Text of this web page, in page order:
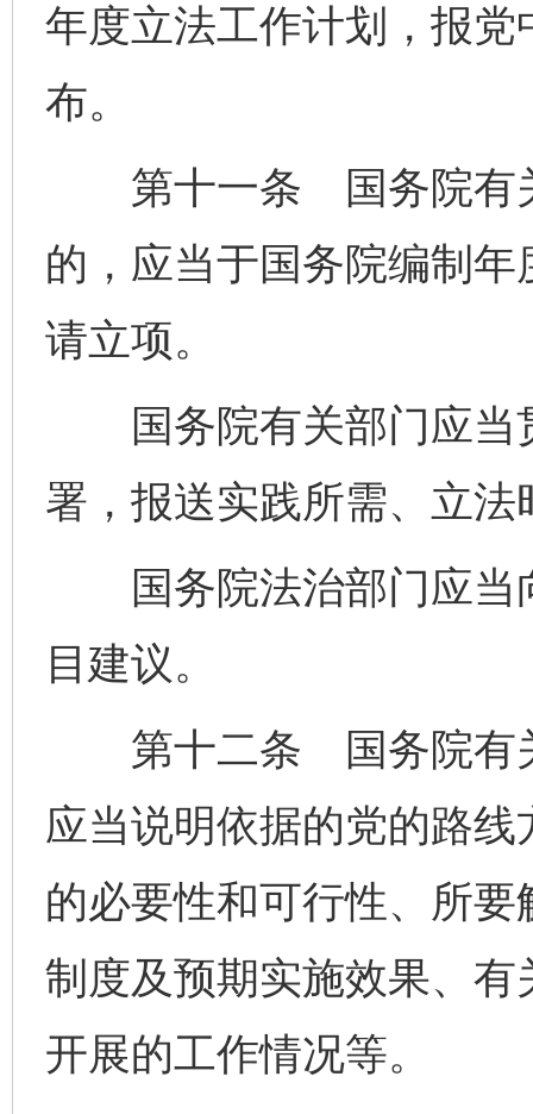
年度立法工作计划，报
布。
第十一条 国务院有关
的，应当于国务院编制
请立项。
国务院有关部门应当
署，报送实践所需、立
国务院法治部门应当
目建议。
第十二条 国务院有关
应当说明依据的党的路
的必要性和可行性、所
制度及预期实施效果、
开展的工作情况等。